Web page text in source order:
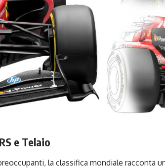
e Telaio
la classifica mondiale racconta